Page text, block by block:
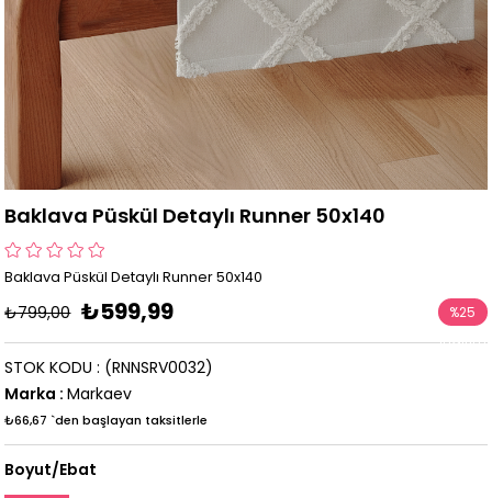
Baklava Püskül Detaylı Runner 50x140
Baklava Püskül Detaylı Runner 50x140
₺799,00 ₺599,99 %25
İndirim
(RNNSRV0032)
STOK KODU
Marka : Markaev
₺66,67 `den başlayan taksitlerle
Boyut/Ebat